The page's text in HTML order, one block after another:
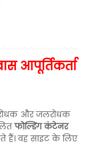
आपूर्तिकर्ता
और जलरोधक
फोल्डिंग कंटेनर
हैं। वह साइट के लिए